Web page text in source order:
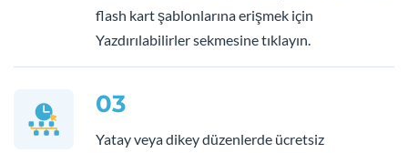
flash kart şablonlarına erişmek için
Yazdırılabilirler sekmesine tıklayın.
03
Yatay veya dikey düzenlerde ücretsiz